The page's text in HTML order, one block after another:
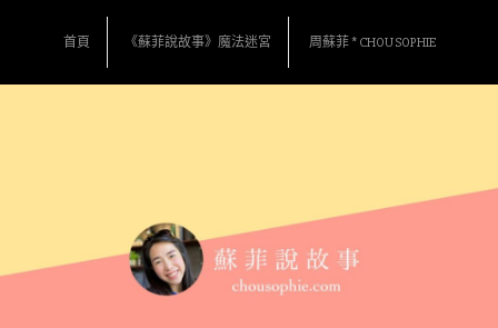
首頁 《蘇菲說故事》魔法迷宮 周蘇菲 * CHOU SOPHIE